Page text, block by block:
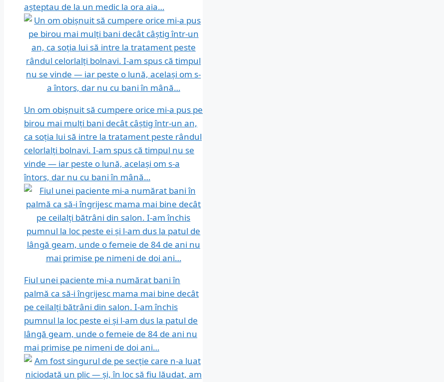
așteptau de la un medic la ora aia…
Un om obișnuit să cumpere orice mi-a pus pe
birou mai mulți bani decât câștig într-un an,
ca soția lui să intre la tratament peste rândul
celorlalți bolnavi. I-am spus că timpul nu se
vinde — iar peste o lună, același om s-a
întors, dar nu cu bani în mână…
Fiul unei paciente mi-a numărat bani în
palmă ca să-i îngrijesc mama mai bine decât
pe ceilalți bătrâni din salon. I-am închis
pumnul la loc peste ei și l-am dus la patul de
lângă geam, unde o femeie de 84 de ani nu
mai primise pe nimeni de doi ani…